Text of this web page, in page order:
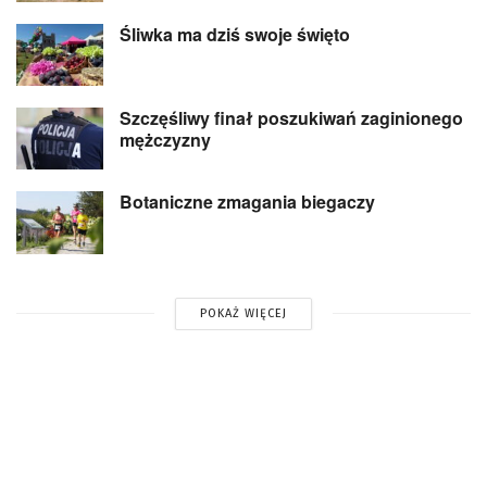
Śliwka ma dziś swoje święto
Szczęśliwy finał poszukiwań zaginionego
mężczyzny
Botaniczne zmagania biegaczy
POKAŻ WIĘCEJ